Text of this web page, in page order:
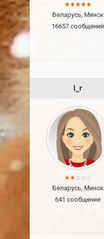
Беларусь, Минск
16657 сообщений
l_г
Беларусь, Минск
641 сообщение